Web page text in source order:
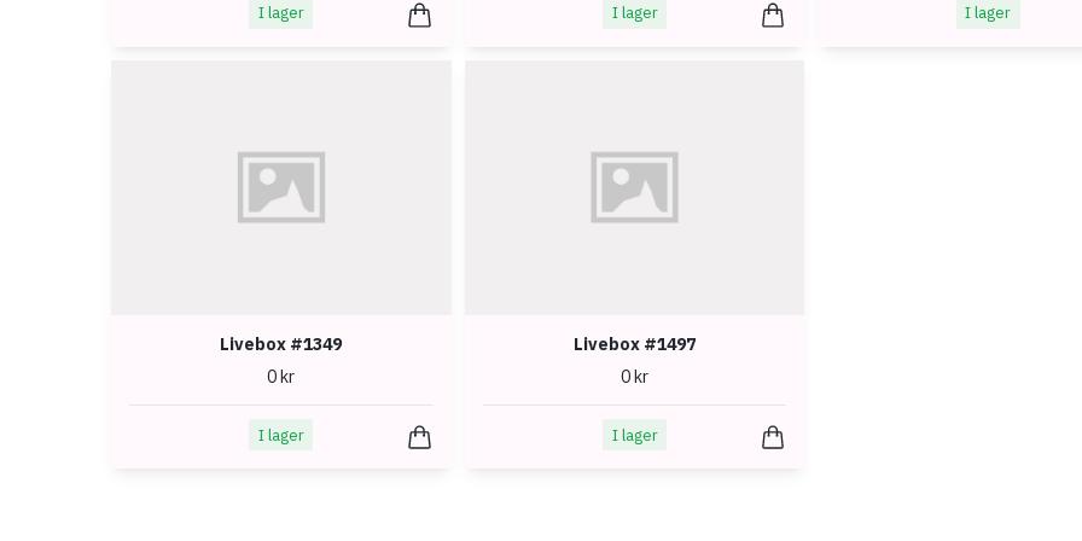
I lager I lager I lager
Livebox #1349
0 kr
I lager
Livebox #1497
0 kr
I lager